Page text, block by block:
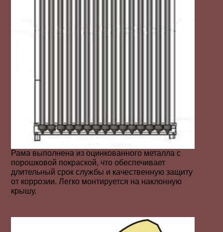
Рама выполнена из оцинкованного металла с
порошковой покраской, что обеспечивает
длительный срок службы и качественную защиту
от коррозии. Легко монтируется на наклонную
крышу.